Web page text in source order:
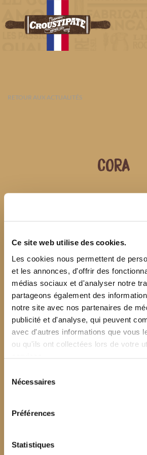
Ce site web utilise des cookies.
Les cookies nous permettent de
et les annonces, d'offrir des
médias sociaux et d'analyser notre
partageons également des
notre site avec nos partenaires de
publicité et d'analyse, qui peuvent
avec d'autres informations que vous
ou qu'ils ont collectées lors de votre
Nécessaires
Préférences
Statistiques
RETOUR AUX ACTUALITÉS
CORA